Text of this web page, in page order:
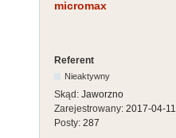
micromax
Referent
Nieaktywny
Skąd: Jaworzno
Zarejestrowany: 2017-04-11
Posty: 287